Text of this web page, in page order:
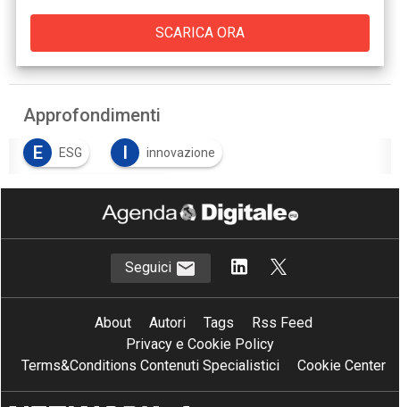
Approfondimenti
E
ESG I innovazione
S sviluppo sostenibile
Seguici
About Autori Tags
Rss Feed
Privacy e Cookie Policy
Terms&Conditions Contenuti Specialistici
Cookie Center